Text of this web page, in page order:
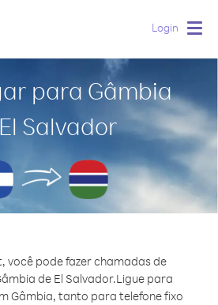
Login
para Gâmbia
Salvador
você pode fazer chamadas de
de El Salvador.Ligue para
Gâmbia, tanto para telefone fixo